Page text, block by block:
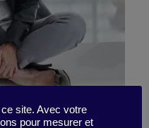
site. Avec votre
pour mesurer et